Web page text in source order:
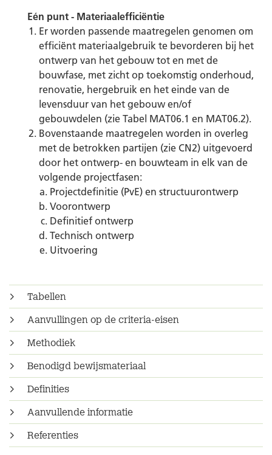
Eén punt - Materiaalefficiëntie
Er worden passende maatregelen genomen om
efficiënt materiaalgebruik te bevorderen bij het
ontwerp van het gebouw tot en met de
bouwfase, met zicht op toekomstig onderhoud,
renovatie, hergebruik en het einde van de
levensduur van het gebouw en/of
gebouwdelen (zie Tabel MAT06.1 en MAT06.2).
Bovenstaande maatregelen worden in overleg
met de betrokken partijen (zie CN2) uitgevoerd
door het ontwerp- en bouwteam in elk van de
volgende projectfasen:
Projectdefinitie (PvE) en structuurontwerp
Voorontwerp
Definitief ontwerp
Technisch ontwerp
Uitvoering
Tabellen
Aanvullingen op de criteria-eisen
Methodiek
Benodigd bewijsmateriaal
Definities
Aanvullende informatie
Referenties